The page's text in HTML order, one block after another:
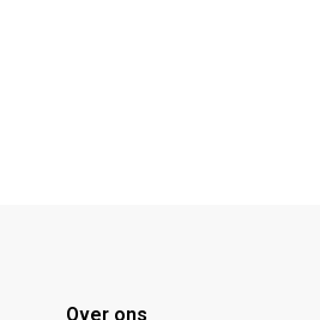
Over ons